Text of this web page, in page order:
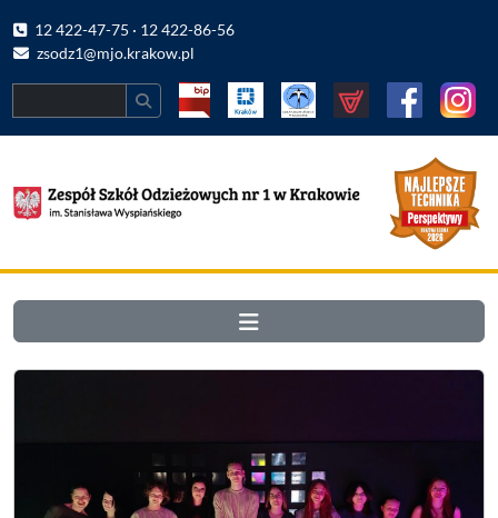
12 422-47-75 · 12 422-86-56
zsodz1@mjo.krakow.pl